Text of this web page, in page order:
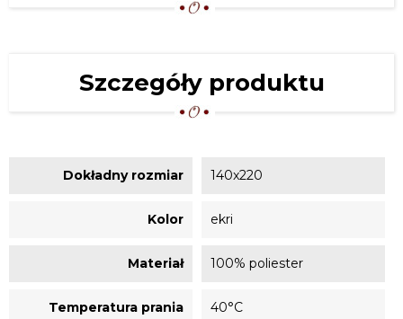
Szczegóły produktu
Dokładny rozmiar 140x220
Kolor ekri
Materiał 100% poliester
Temperatura prania 40°C